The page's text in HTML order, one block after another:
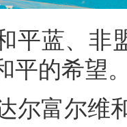
蓝、非盟
平的希望
富尔维